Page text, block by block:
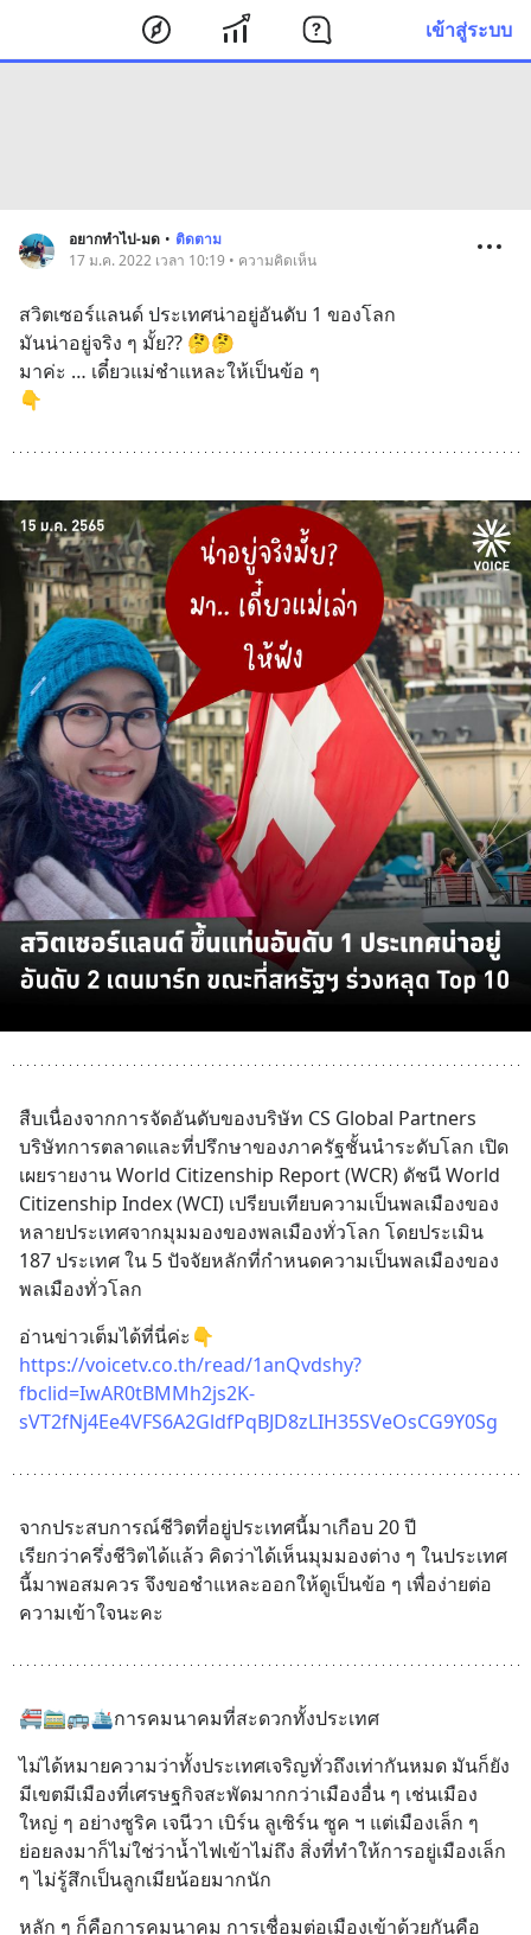
เข้าสู่ระบบ
อยากทำไป-มด • ติดตาม
17 ม.ค. 2022 เวลา 10:19 • ความคิดเห็น
สวิตเซอร์แลนด์ ประเทศน่าอยู่อันดับ 1 ของโลก
มันน่าอยู่จริง ๆ มั้ย?? 🤔🤔
มาค่ะ … เดี๋ยวแม่ชำแหละให้เป็นข้อ ๆ
👇
สืบเนื่องจากการจัดอันดับของบริษัท CS Global Partners
บริษัทการตลาดและที่ปรึกษาของภาครัฐชั้นนำระดับโลก เปิด
เผยรายงาน World Citizenship Report (WCR) ดัชนี World
Citizenship Index (WCI) เปรียบเทียบความเป็นพลเมืองของ
หลายประเทศจากมุมมองของพลเมืองทั่วโลก โดยประเมิน
187 ประเทศ ใน 5 ปัจจัยหลักที่กำหนดความเป็นพลเมืองของ
พลเมืองทั่วโลก
อ่านข่าวเต็มได้ที่นี่ค่ะ👇
https://voicetv.co.th/read/1anQvdshy?
fbclid=IwAR0tBMMh2js2K-
sVT2fNj4Ee4VFS6A2GldfPqBJD8zLIH35SVeOsCG9Y0Sg
จากประสบการณ์ชีวิตที่อยู่ประเทศนี้มาเกือบ 20 ปี
เรียกว่าครึ่งชีวิตได้แล้ว คิดว่าได้เห็นมุมมองต่าง ๆ ในประเทศ
นี้มาพอสมควร จึงขอชำแหละออกให้ดูเป็นข้อ ๆ เพื่อง่ายต่อ
ความเข้าใจนะคะ
🚝🚞🚌🛳การคมนาคมที่สะดวกทั้งประเทศ
ไม่ได้หมายความว่าทั้งประเทศเจริญทั่วถึงเท่ากันหมด มันก็ยัง
มีเขตมีเมืองที่เศรษฐกิจสะพัดมากกว่าเมืองอื่น ๆ เช่นเมือง
ใหญ่ ๆ อย่างซูริค เจนีวา เบิร์น ลูเซิร์น ซูค ฯ แต่เมืองเล็ก ๆ
ย่อยลงมาก็ไม่ใช่ว่าน้ำไฟเข้าไม่ถึง สิ่งที่ทำให้การอยู่เมืองเล็ก
ๆ ไม่รู้สึกเป็นลูกเมียน้อยมากนัก
หลัก ๆ ก็คือการคมนาคม การเชื่อมต่อเมืองเข้าด้วยกันคือ